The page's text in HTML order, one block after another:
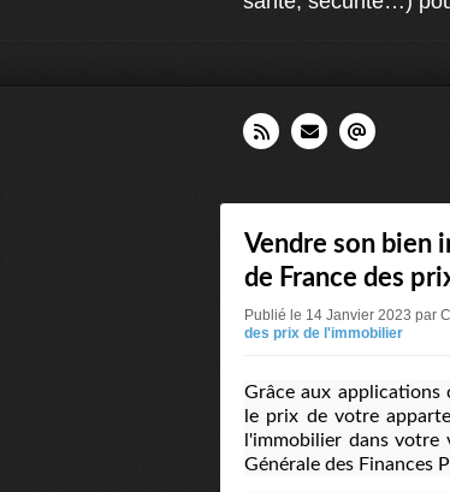
Vendre son bien
de France des
Publié le 14 Janvier 2023 par
des prix de l'immobilier
Grâce aux applications
le prix de votre
l'immobilier dans votre
Générale des Finances